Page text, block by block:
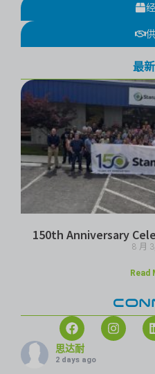
最
150th Anniversary
8 月
Read
思达耐
2 days ago